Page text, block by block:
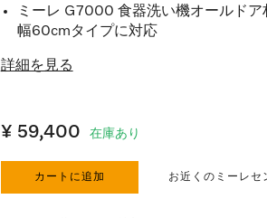
ミーレ G7000 食器洗い機オールドア
幅60cmタイプに対応
詳細を見る
¥ 59,400 在庫あり
カートに追加 お近くのミーレセ